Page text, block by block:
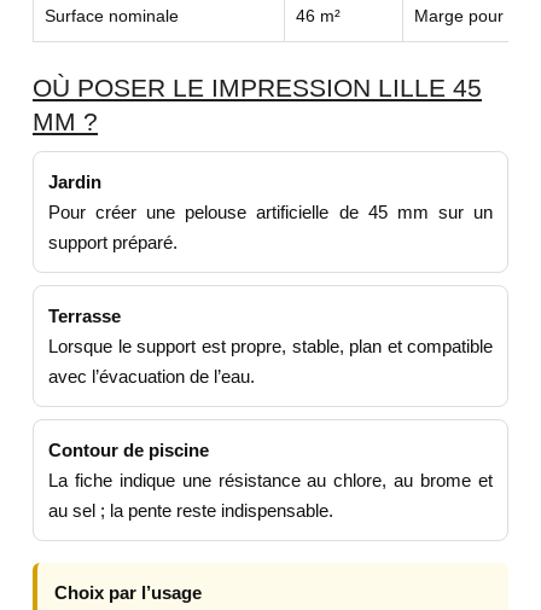
Surface nominale 46 m² Marge pour
OÙ POSER LE IMPRESSION LILLE 45
MM ?
Jardin
Pour créer une pelouse artificielle de 45 mm sur un
support préparé.
Terrasse
Lorsque le support est propre, stable, plan et compatible
avec l’évacuation de l’eau.
Contour de piscine
La fiche indique une résistance au chlore, au brome et
au sel ; la pente reste indispensable.
Choix par l’usage